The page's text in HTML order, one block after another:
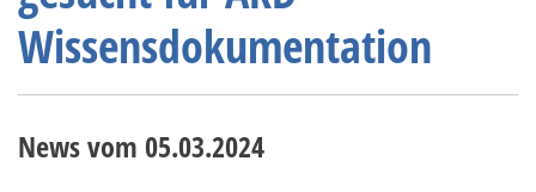
Wissensdokumentation
News vom 05.03.2024